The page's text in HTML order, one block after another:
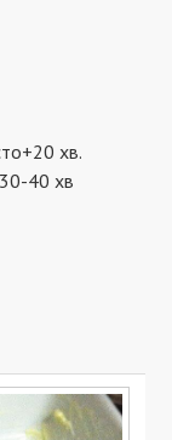
хв.
40 хв